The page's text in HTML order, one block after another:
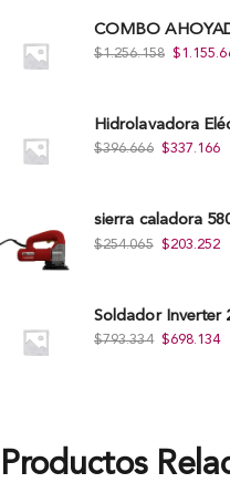
$1.256.158 $
$396.666 $337.166
sierra caladora
$254.065 $203.252
$793.334 $698.134
Productos